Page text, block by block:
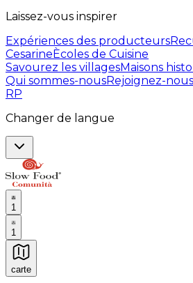
Laissez-vous inspirer
Expériences des producteurs
CesarineÈcoles de Cuisine
Savourez les villagesMaisons
Qui sommes-nousRejoignez-nous
RP
Changer de langue
1
1
carte